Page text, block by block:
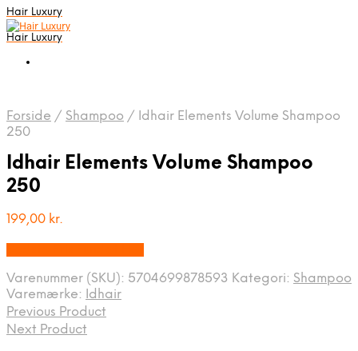
Hair Luxury
Hair Luxury
Forside / Shampoo / Idhair Elements Volume Shampoo
250
Idhair Elements Volume Shampoo
250
199,00 kr.
Varenummer (SKU): 5704699878593 Kategori: Shampoo
Varemærke: Idhair
Previous Product
Next Product